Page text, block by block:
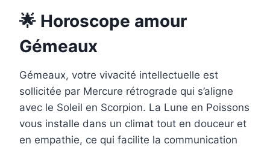
🌟 Horoscope amour
Gémeaux
Gémeaux, votre vivacité intellectuelle est
sollicitée par Mercure rétrograde qui s’aligne
avec le Soleil en Scorpion. La Lune en Poissons
vous installe dans un climat tout en douceur et
en empathie, ce qui facilite la communication